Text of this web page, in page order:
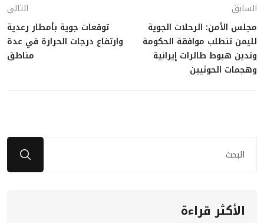
السابق
مجلس الأمن: الرحلات الجوية
لليمن تتطلب موافقة الحكومة
وتدين هبوط طائرات إيرانية
وهجمات الحوثيين
التالي
توقعات جوية بأمطار رعدية
وارتفاع درجات الحرارة في عدة
مناطق
الأكثر قراءة